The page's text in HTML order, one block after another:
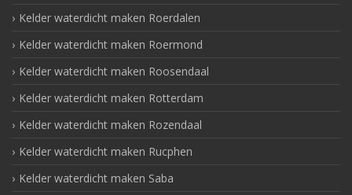
Kelder waterdicht maken Roerdalen
Kelder waterdicht maken Roermond
Kelder waterdicht maken Roosendaal
Kelder waterdicht maken Rotterdam
Kelder waterdicht maken Rozendaal
Kelder waterdicht maken Rucphen
Kelder waterdicht maken Saba